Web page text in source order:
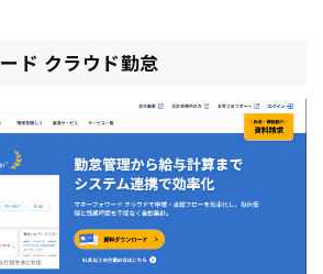
ド クラウド勤怠